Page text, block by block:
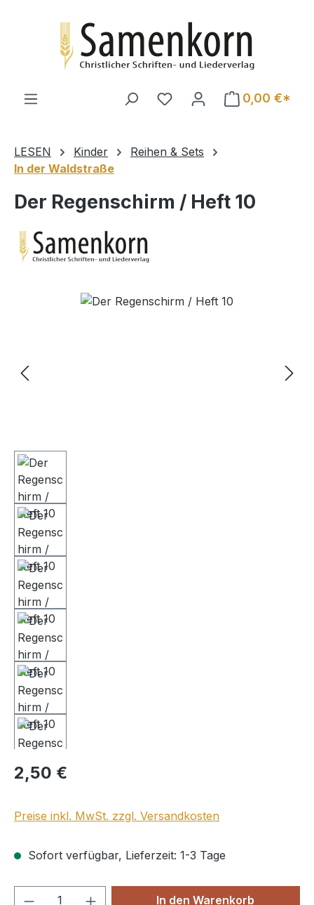
0,00 €*
LESEN Kinder
Reihen & Sets
In der Waldstraße
Der Regenschirm / Heft 10
Bildergalerie überspringen
Regulärer Preis:
2,50 €
Preise inkl. MwSt. zzgl. Versandkosten
Sofort verfügbar, Lieferzeit: 1-3 Tage
Produkt Anzahl: Gib denIn den Warenkorb